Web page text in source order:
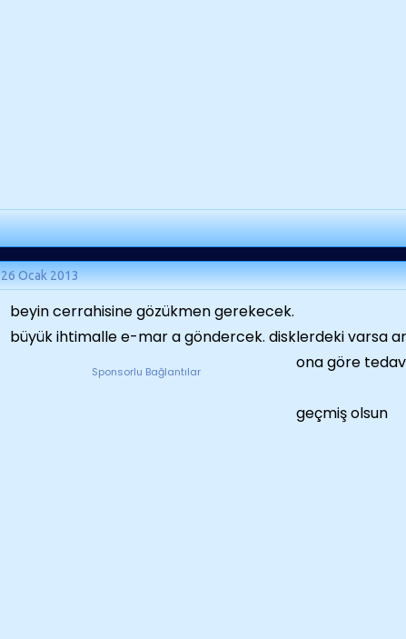
26 Ocak 2013
beyin cerrahisine gözükmen gerekecek.
büyük ihtimalle e-mar a göndercek. disklerdeki varsa
Sponsorlu Bağlantılar ona göre
geçmiş olsun